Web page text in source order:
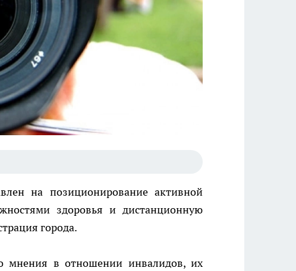
на позиционирование активной
здоровья и дистанционную
города.
мнения в отношении инвалидов, их